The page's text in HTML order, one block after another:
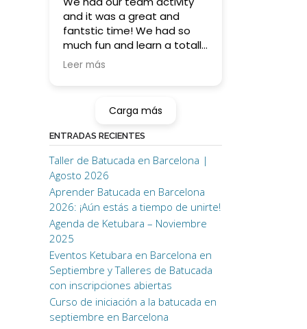
and it was a great and
fantstic time! We had so
much fun and learn a totally
something new (for some
to learn batucada on your
own!
Thank you!! <3
Leer más
Carga más
ENTRADAS RECIENTES
Taller de Batucada en Barcelona |
Agosto 2026
Aprender Batucada en Barcelona
2026: ¡Aún estás a tiempo de unirte!
Agenda de Ketubara – Noviembre
2025
Eventos Ketubara en Barcelona en
Septiembre y Talleres de Batucada
con inscripciones abiertas
Curso de iniciación a la batucada en
septiembre en Barcelona